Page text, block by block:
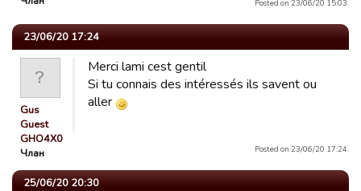
Posted on 23/06/20 15:03.
23/06/20 17:24
Gus
Guest
GHO4X0
Члан
Merci lami cest gentil
Si tu connais des intéressés ils savent ou
aller
Posted on 23/06/20 17:24.
25/06/20 20:30